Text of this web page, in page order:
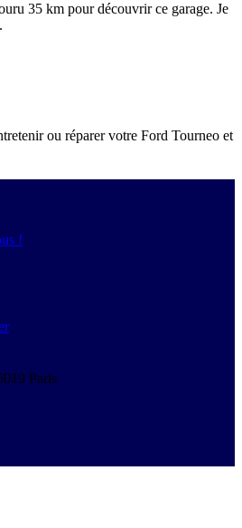
35 km pour découvrir ce garage. Je
ou réparer votre Ford Tourneo et
!
Paris